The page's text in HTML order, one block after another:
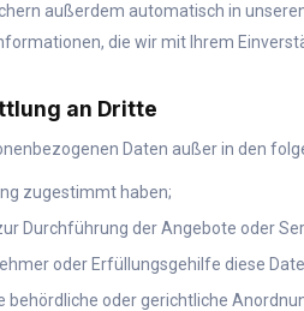
außerdem automatisch in
die wir mit Ihrem
an Dritte
Daten außer in den
zugestimmt haben;
Durchführung der Angebote oder
oder Erfüllungsgehilfe diese
behördliche oder gerichtliche